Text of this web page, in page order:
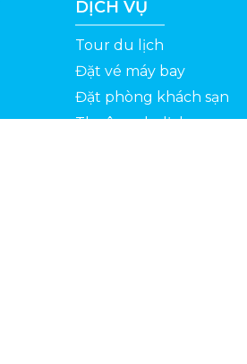
DỊCH VỤ
Tour du lịch
Đặt vé máy bay
Đặt phòng khách sạn
Thuê xe du lịch